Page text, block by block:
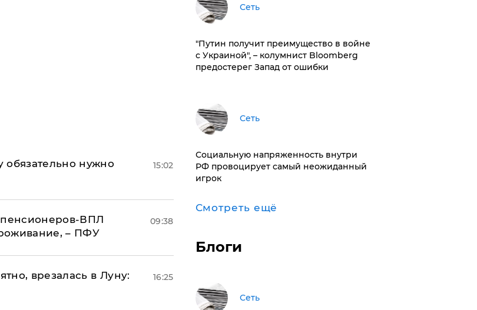
нужно
15:02
пенсионеров-ВПЛ
– ПФУ
09:38
врезалась в Луну:
16:25
Сеть
"Путин получит преимущество в войне
с Украиной", – колумнист Bloomberg
предостерег Запад от ошибки
Сеть
Социальную напряженность внутри
РФ провоцирует самый неожиданный
игрок
Смотреть ещё
Блоги
Сеть